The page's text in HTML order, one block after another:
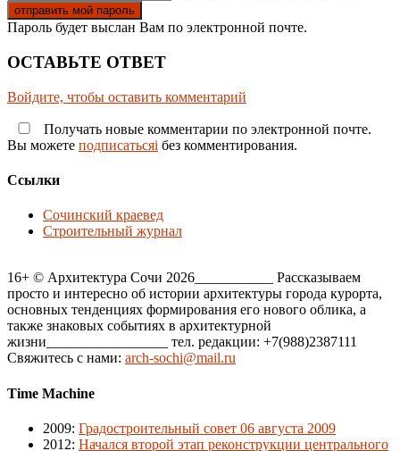
Пароль будет выслан Вам по электронной почте.
ОСТАВЬТЕ ОТВЕТ
Войдите, чтобы оставить комментарий
Получать новые комментарии по электронной почте.
Вы можете подписатьсяi без комментирования.
Ссылки
Сочинский краевед
Строительный журнал
16+ © Архитектура Сочи 2026___________ Рассказываем
просто и интересно об истории архитектуры города курорта,
основных тенденциях формирования его нового облика, а
также знаковых событиях в архитектурной
жизни_________________ тел. редакции: +7(988)2387111
Свяжитесь с нами: arch-sochi@mail.ru
Time Machine
2009: Градостроительный совет 06 августа 2009
2012: Начался второй этап реконструкции центрального